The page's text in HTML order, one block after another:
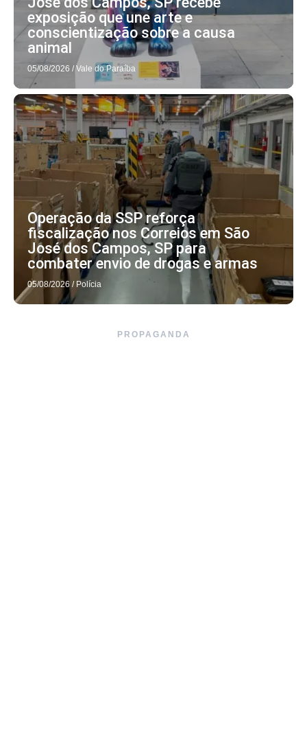
exposição que une arte e
conscientização sobre a causa
animal
05/08/2026 / Vale do Paraíba
Operação da SSP reforça
fiscalização nos Correios em São
José dos Campos, SP para
combater envio de drogas e armas
05/08/2026 / Polícia
PROPAGANDA